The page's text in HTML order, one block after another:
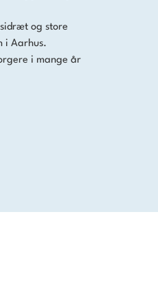
og store
i Aarhus.
i mange år